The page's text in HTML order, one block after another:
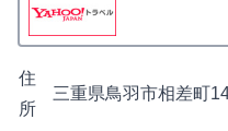
住
所
三重県鳥羽市相差町